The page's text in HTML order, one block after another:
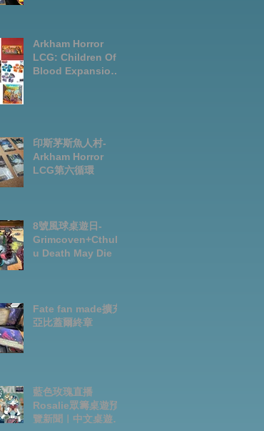
deck
Arkham Horror
LCG: Children Of
Blood Expansion
印斯茅斯魚人村-
Arkham Horror
LCG第六循環
8號風球桌遊日-
Grimcoven+Cthulh
u Death May Die
Fate fan made擴充-
亞比蓋爾終章
藍色玫瑰直播
Rosalie眾籌桌遊預
覽新聞｜中文桌遊節